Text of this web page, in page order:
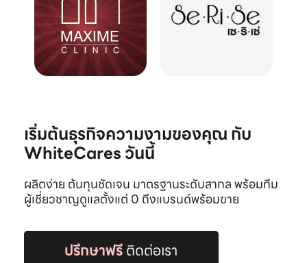
เริ่มต้นธุรกิจความงามของคุณ กับ
WhiteCares วันนี้
ผลิตง่าย ต้นทุนชัดเจน มาตรฐานระดับสากล พร้อมทีม
ผู้เชี่ยวชาญดูแลตั้งแต่ 0 ถึงแบรนด์พร้อมขาย
ปรึกษาฟรีติดต่อเรา